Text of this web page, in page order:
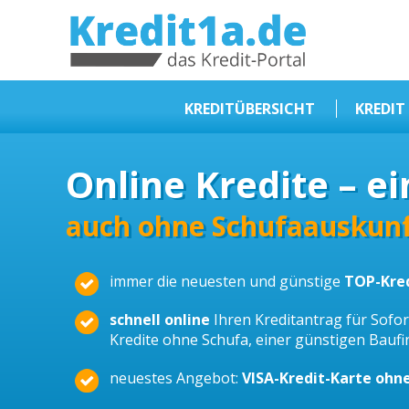
KREDIT1A.DE
KREDITÜBERSICHT
Kredit ohne Schufa
Baufinanzierungen
Selbstständige Kredit
Dispokredit
Beamtendarlehen
Kreditzusammenfassung
Online Kredite –
auch ohne
immer die neuesten und günstige TOP-
schnell online Ihren Kreditantrag für
Kredite ohne Schufa, einer günstigen
neuestes Angebot: VISA-Kredit-Karte